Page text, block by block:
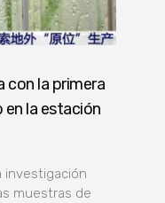
con la primera
la estación
investigación
muestras de